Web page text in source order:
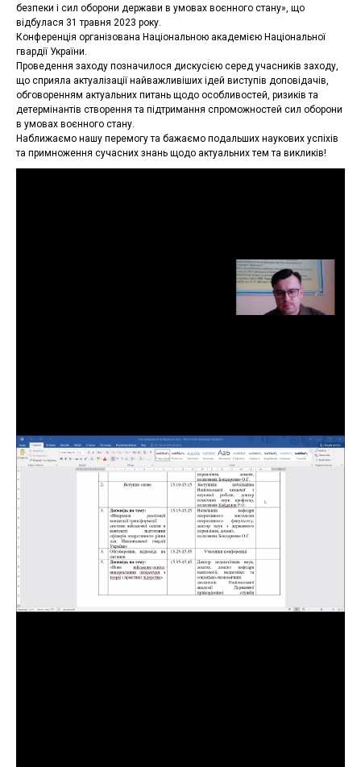
безпеки і сил оборони держави в умовах воєнного стану», що
відбулася 31 травня 2023 року.
Конференція організована Національною академією Національної
гвардії України.
Проведення заходу позначилося дискусією серед учасників заходу,
що сприяла актуалізації найважливіших ідей виступів доповідачів,
обговоренням актуальних питань щодо особливостей, ризиків та
детермінантів створення та підтримання спроможностей сил оборони
в умовах воєнного стану.
Наближаємо нашу перемогу та бажаємо подальших наукових успіхів
та примноження сучасних знань щодо актуальних тем та викликів!